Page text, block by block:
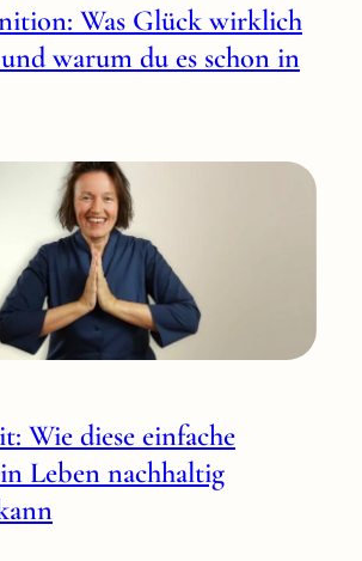
Was Glück wirklich
warum du es schon in
Wie diese einfache
Leben nachhaltig